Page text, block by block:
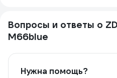
Вопросы и ответы о
M66blue
Нужна помощь?